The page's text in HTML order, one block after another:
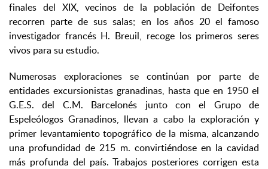
finales del XIX, vecinos de la población de Deifontes
recorren parte de sus salas; en los años 20 el famoso
investigador francés H. Breuil, recoge los primeros seres
vivos para su estudio.
Numerosas exploraciones se continúan por parte de
entidades excursionistas granadinas, hasta que en 1950 el
G.E.S. del C.M. Barcelonés junto con el Grupo de
Espeleólogos Granadinos, llevan a cabo la exploración y
primer levantamiento topográfico de la misma, alcanzando
una profundidad de 215 m. convirtiéndose en la cavidad
más profunda del país. Trabajos posteriores corrigen esta